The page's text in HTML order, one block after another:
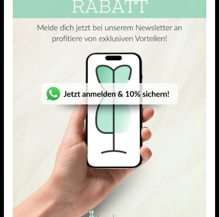
komfortable und langlebige Kleidungsstücke.
ÄHNLICHE PRODUKTE
5.00 out of 5
(7)
VISKOSE-ELASTAN JERSEY